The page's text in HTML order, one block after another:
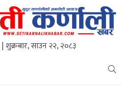
| शुक्रबार, साउन २२, २०८३